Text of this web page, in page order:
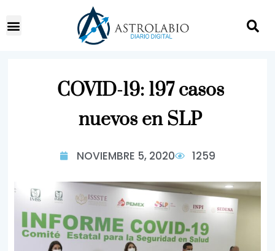
COVID-19: 197 casos
nuevos en SLP
NOVIEMBRE 5, 2020 1259